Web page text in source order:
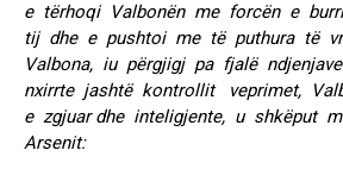
e tërhoqi Valbonën me forcën e
tij dhe e pushtoi me të puthura të
Valbona, iu përgjigj pa fjalë
nxirrte jashtë kontrollit veprimet,
e zgjuar dhe inteligjente, u shkëput
Arsenit: